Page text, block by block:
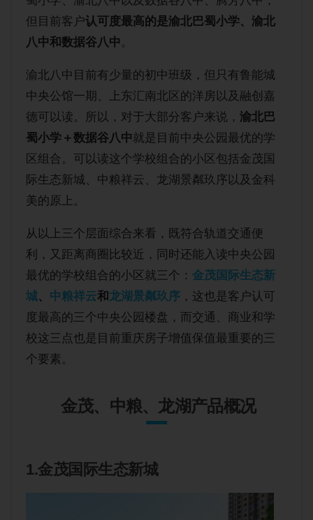
但目前客户认可度最高的是渝北巴蜀小学、渝北
八中和数据谷八中 。
渝北八中目前有少量的初中班级，但只有鲁能城
中央公馆一期、上东汇南北区的洋房以及融创嘉
德可以读。所以，对于大部分客户来说，渝北巴
蜀小学＋数据谷八中就是目前中央公园最优的学
区组合。可以读这个学校组合的小区包括金茂国
际生态新城、中粮祥云、龙湖景粼玖序以及金科
美的原上。
从以上三个层面综合来看，既符合轨道交通便
利，又距离商圈比较近，同时还能入读中央公园
最优的学校组合的小区就三个：金茂国际生态新
城、 中粮祥云和 龙湖景粼玖序 ，这也是客户认可
度最高的三个中央公园楼盘，而交通、商业和学
校这三点也是目前重庆房子增值保值最重要的三
个要素。
金茂、中粮、龙湖产品概况
1.金茂国际生态新城